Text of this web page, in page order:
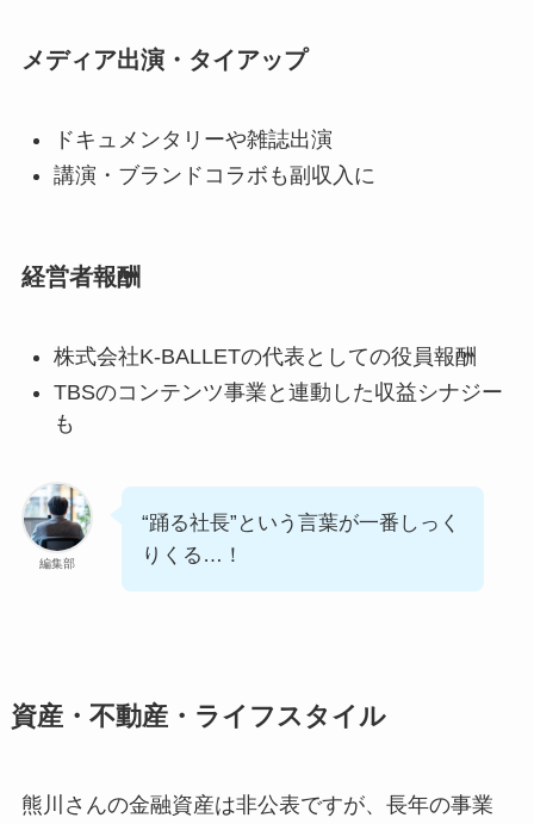
メディア出演・タイアップ
ドキュメンタリーや雑誌出演
講演・ブランドコラボも副収入に
経営者報酬
株式会社K-BALLETの代表としての役員報酬
TBSのコンテンツ事業と連動した収益シナジー
も
編集部
“踊る社長”という言葉が一番しっく
りくる…！
資産・不動産・ライフスタイル
熊川さんの金融資産は非公表ですが、長年の事業